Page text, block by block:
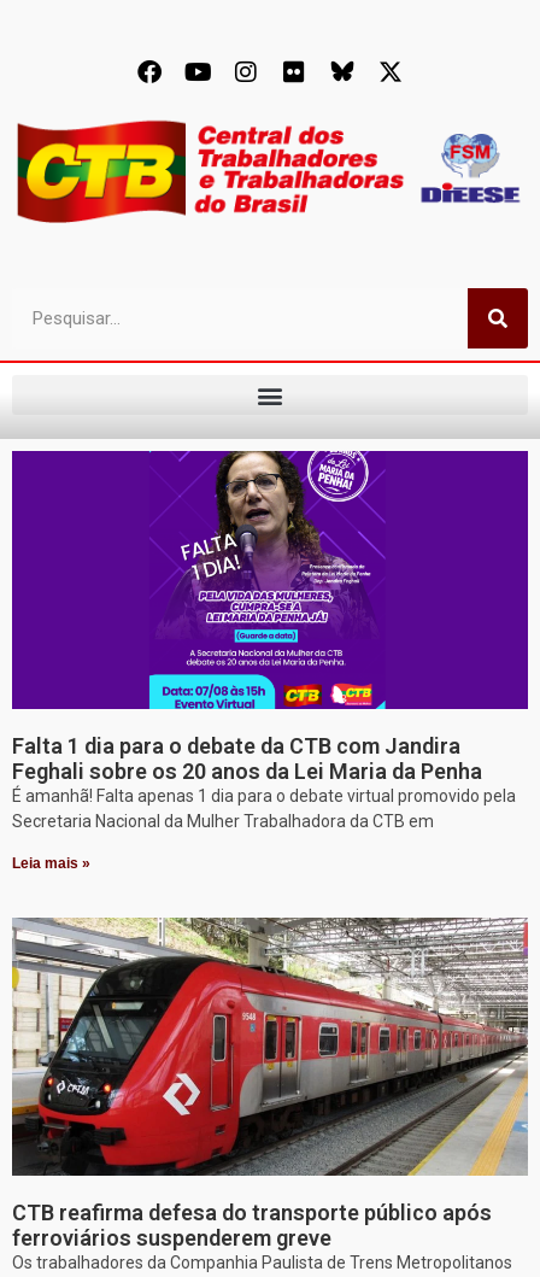
Falta 1 dia para o debate da CTB com Jandira
Feghali sobre os 20 anos da Lei Maria da Penha
É amanhã! Falta apenas 1 dia para o debate virtual promovido pela
Secretaria Nacional da Mulher Trabalhadora da CTB em
Leia mais »
CTB reafirma defesa do transporte público após
ferroviários suspenderem greve
Os trabalhadores da Companhia Paulista de Trens Metropolitanos